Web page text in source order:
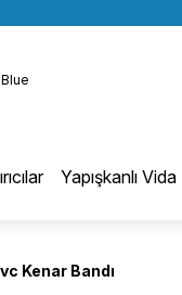
BEDAVA!
Yapışkanlı Vida
Kenar Bandı